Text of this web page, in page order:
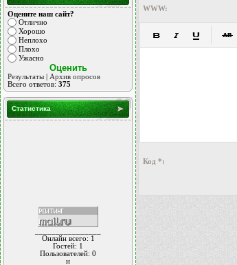
Оцените наш сайт?
Отлично
Хорошо
Неплохо
Плохо
Ужасно
Результаты
Архив опросов
Всего ответов: 375
Статистика
Онлайн всего: 1
Гостей: 1
Пользователей: 0
и
WWW:
Код *: